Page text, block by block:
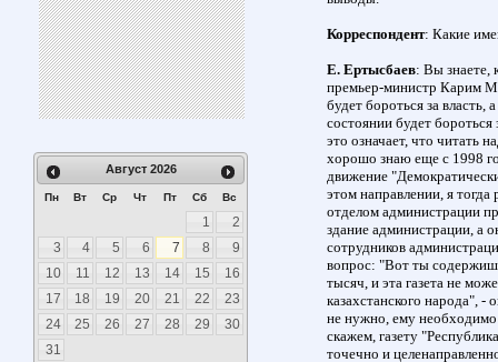
Август 2026
Пн Вт Ср Чт Пт Сб Вс
1
2
3
4 5 6 7 8
9
10
11 12 13 14 15
16
17
18 19 20 21 22
23
24
25 26 27 28 29
30
31
Корреспондент: Какие
Е. Ертысбаев: Вы знаете,
премьер-министр Карим
будет бороться за власть,
состоянии будет бороться
это означает, что читать
хорошо знаю еще с 1998
движение
этом направлении, я
отделом администрации
здание администрации, а
сотрудников
вопрос: "Вот ты
тысяч, и эта газета не
казахстанского народа", -
не нужно, ему
скажем, газету
точечно и